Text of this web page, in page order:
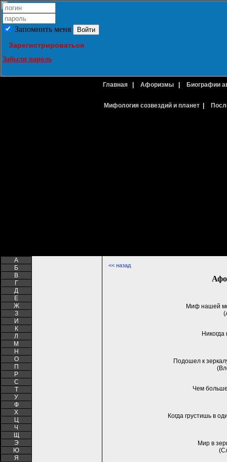
Запомнить меня
Зарегистрироваться
Забыли пароль
Главная Афоризмы Биографии
Мифология созвездий и планет|
A
Б
В
Г
Д
Е
Ж
З
И
К
Л
М
Н
О
П
Р
С
Т
У
Ф
Х
Ц
Ч
Щ
Э
Ю
Я
<< назад
Миф нашей
Подошел к
Чем
Когда грустишь в
Мир в